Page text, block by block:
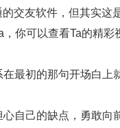
交友软件，但其实这
你可以查看Ta的精彩
在最初的那句开场白上
自己的缺点，勇敢向